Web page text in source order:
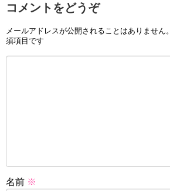
コメントをどうぞ
メールアドレスが公開されることはありません。
須項目です
名前 ※